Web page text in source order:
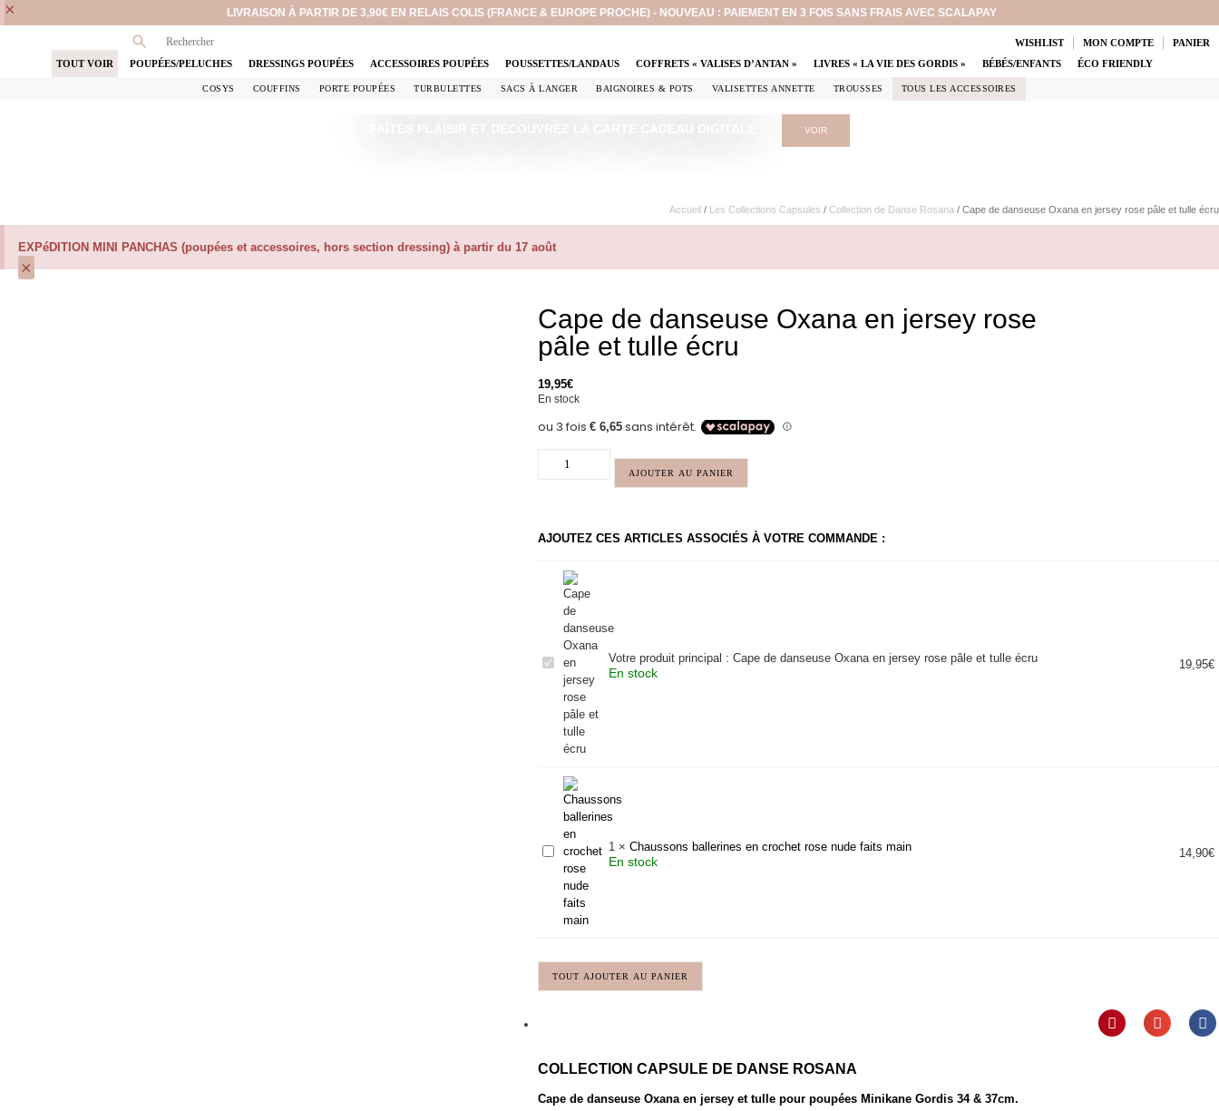
LIVRAISON À PARTIR DE 3,90€ EN RELAIS COLIS (FRANCE & EUROPE PROCHE) - NOUVEAU : PAIEMENT EN 3 FOIS SANS FRAIS AVEC SCALAPAY
×
WISHLIST MON COMPTE
PANIER
TOUT VOIR
POUPÉES/PELUCHES DRESSINGS POUPÉES ACCESSOIRES POUPÉES POUSSETTES/LANDAUS COFFRETS « VALISES D’ANTAN » LIVRES « LA VIE DES GORDIS » BÉBÉS/ENFANTS ÉCO FRIENDLY
COSYS COUFFINS PORTE POUPÉES TURBULETTES SACS À LANGER BAIGNOIRES & POTS VALISETTES ANNETTE TROUSSES TOUS LES ACCESSOIRES
VOIR
Accueil / Les Collections Capsules / Collection de Danse Rosana / Cape de danseuse Oxana en jersey rose pâle et tulle écru
EXPéDITION MINI PANCHAS (poupées et accessoires, hors section dressing) à partir du 17 août
×
Cape de danseuse Oxana en jersey rose
pâle et tulle écru
19,95€
En stock
AJOUTER AU PANIER
AJOUTEZ CES ARTICLES ASSOCIÉS À VOTRE COMMANDE :
Cape
de
danseuse
Oxana
jersey
rose
tulle
écru
Votre produit principal : Cape de danseuse Oxana en jersey rose pâle et tulle écru
En stock
19,95€
Chaussons
ballerines
crochet
rose
nude
faits
1 × Chaussons ballerines en crochet rose nude faits main
En stock
14,90€
TOUT AJOUTER AU PANIER
COLLECTION CAPSULE DE DANSE ROSANA
Cape de danseuse Oxana en jersey et tulle pour poupées Minikane Gordis 34 & 37cm.